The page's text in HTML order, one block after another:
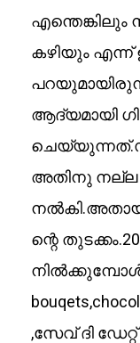
എന്തെങ്കിലും
കഴിയും
ആദ്യമായി
അതിനു നല്ല
ന്റെ
നിൽക്കുമ്പോൾ
,സേവ് ദി